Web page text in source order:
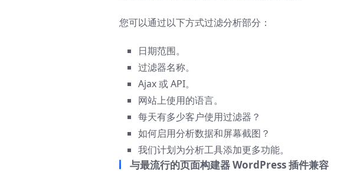
您可以通过以下方式过滤分析部分：
日期范围。
过滤器名称。
Ajax 或 API。
网站上使用的语言。
每天有多少客户使用过滤器？
如何启用分析数据和屏幕截图？
我们计划为分析工具添加更多功能。
与最流行的页面构建器 WordPress 插件兼容